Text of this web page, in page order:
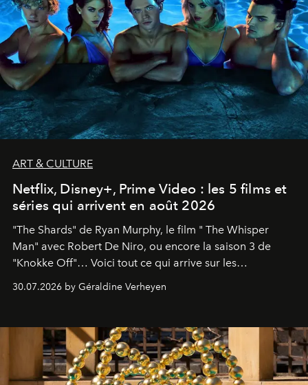
ART & CULTURE
Netflix, Disney+, Prime Video : les 5 films et
séries qui arrivent en août 2026
"The Shards" de Ryan Murphy, le film " The Whisper
Man" avec Robert De Niro, ou encore la saison 3 de
"Knokke Off"… Voici tout ce qui arrive sur les
30.07.2026 by Géraldine Verheyen